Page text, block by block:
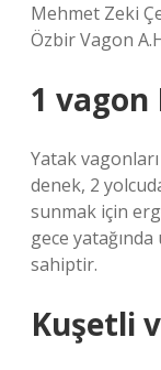
Mehmet Zeki
Özbir Vagon
1 vagon
Yatak
denek, 2
sunmak için
gece
sahiptir.
Kuşetli